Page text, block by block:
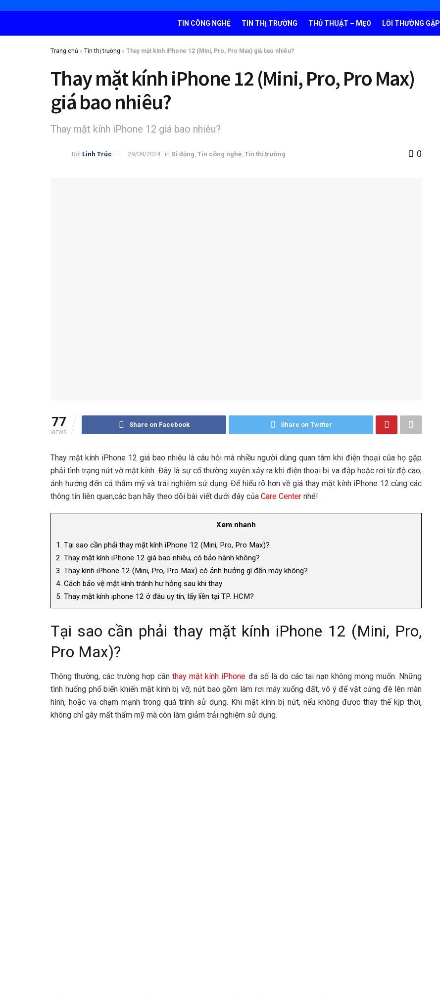
TIN CÔNG NGHỆ TIN THỊ TRƯỜNG THỦ THUẬT – MẸO LỖI THƯỜNG GẶP
Trang chủ » Tin thị trường » Thay mặt kính iPhone 12 (Mini, Pro, Pro Max) giá bao nhiêu?
Thay mặt kính iPhone 12 (Mini, Pro, Pro Max)
giá bao nhiêu?
Thay mặt kính iPhone 12 giá bao nhiêu?
Bởi Linh Trúc 29/09/2024 in Di động Tin công nghệ Tin thị trường 0
77
VIEWS
Share on Facebook Share on Twitter
Thay mặt kính iPhone 12 giá bao nhiêu là câu hỏi mà nhiều người dùng quan tâm khi điện thoại của họ gặp
phải tình trạng nứt vỡ mặt kính. Đây là sự cố thường xuyên xảy ra khi điện thoại bị va đập hoặc rơi từ độ cao,
ảnh hưởng đến cả thẩm mỹ và trải nghiệm sử dụng. Để hiểu rõ hơn về giá thay mặt kính iPhone 12 cùng các
thông tin liên quan,các bạn hãy theo dõi bài viết dưới đây của Care Center nhé!
Xem nhanh
1. Tại sao cần phải thay mặt kính iPhone 12 (Mini, Pro, Pro Max)?
2. Thay mặt kính iPhone 12 giá bao nhiêu, có bảo hành không?
3. Thay kính iPhone 12 (Mini, Pro, Pro Max) có ảnh hưởng gì đến máy không?
4. Cách bảo vệ mặt kính tránh hư hỏng sau khi thay
5. Thay mặt kính iphone 12 ở đâu uy tín, lấy liền tại TP. HCM?
Tại sao cần phải thay mặt kính iPhone 12 (Mini, Pro,
Pro Max)?
Thông thường, các trường hợp cầnthay mặt kính iPhone đa số là do các tai nạn không mong muốn. Những
tình huống phổ biến khiến mặt kính bị vỡ, nứt bao gồm làm rơi máy xuống đất, vô ý để vật cứng đè lên màn
hình, hoặc va chạm mạnh trong quá trình sử dụng. Khi mặt kính bị nứt, nếu không được thay thế kịp thời,
không chỉ gây mất thẩm mỹ mà còn làm giảm trải nghiệm sử dụng.